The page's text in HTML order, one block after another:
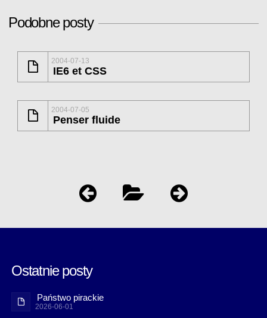
Podobne posty
2004-07-13
IE6 et CSS
2004-07-05
Penser fluide
Ostatnie posty
Państwo pirackie
2026-06-01